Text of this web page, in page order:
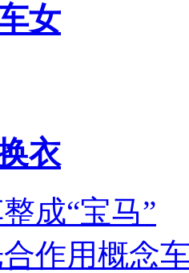
女
衣
成“宝马”
作用概念